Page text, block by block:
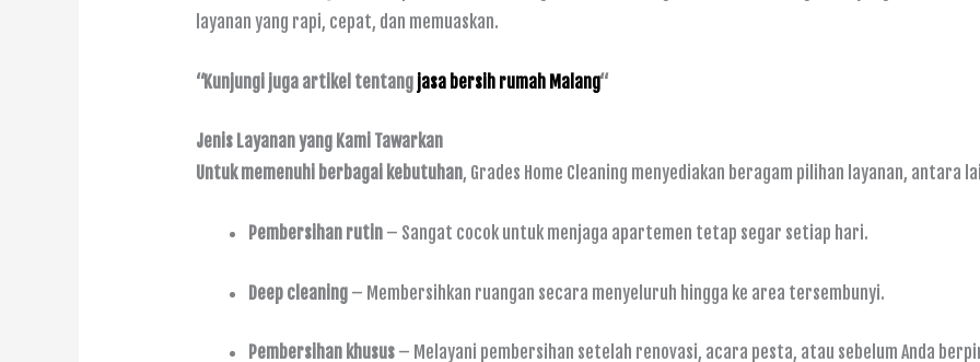
layanan yang rapi, cepat, dan memuaskan.
“Kunjungi juga artikel tentang jasa bersih rumah Malang“
Jenis Layanan yang Kami Tawarkan
Untuk memenuhi berbagai kebutuhan, Grades Home Cleaning menyediakan beragam pilihan layanan, antara
Pembersihan rutin– Sangat cocok untuk menjaga apartemen tetap segar setiap hari.
Deep cleaning– Membersihkan ruangan secara menyeluruh hingga ke area tersembunyi.
Pembersihan khusus– Melayani pembersihan setelah renovasi, acara pesta, atau sebelum Anda